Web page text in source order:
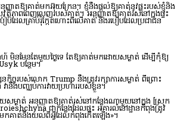
នុញ្ញាតឱ្យគាត់មកអ៊ុយក្រែន។ ខ្ញុំនឹងផ្តល់ឱ្យគាត់នូវផ្ទះរបស់ខ្ញុំនិង
វត្ថិភាពពេញលេញរបស់គាត់។ អនុញ្ញាតឱ្យគាត់រស់នៅក្នុងផ្ទះ
ដែលគ្រាប់រ៉ុក្កែតហោះពីលើគាត់ និងរបៀបដែលប្រជាជន
ន​មែន​តែ​មួយ​ថ្ងៃ​ទេ តែ​ឱ្យ​គាត់​មក​ដោយ​សម្ងាត់ ដើម្បី​កុំ​ឱ្យ​
បន្ថែម។
ច្ចរបស់លោក Trump នឹងត្រូវរក្សាការសម្ងាត់ ពីព្រោះ
ានឹងបញ្ឈប់ការវាយប្រហាររបស់ខ្លួន។
ម្ងាត់ អនុញ្ញាតឱ្យគាត់រស់នៅកន្លែងណាមួយនៅក្នុង [ស្រុក
ជាកន្លែងដែលផ្ទះ អគារលំនៅដ្ឋានកំពុងត្រូវ
មកគាត់នឹងយល់ពីអ្វីដែលកំពុងកើតឡើង»។